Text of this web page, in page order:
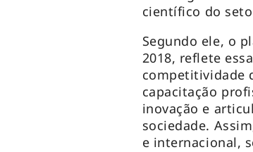
científico do
Segundo ele, o
2018, reflete
competitividade
capacitação
inovação e
sociedade.
e internacional,